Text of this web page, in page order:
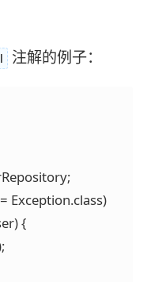
注解的例子：
Exception.class)
{